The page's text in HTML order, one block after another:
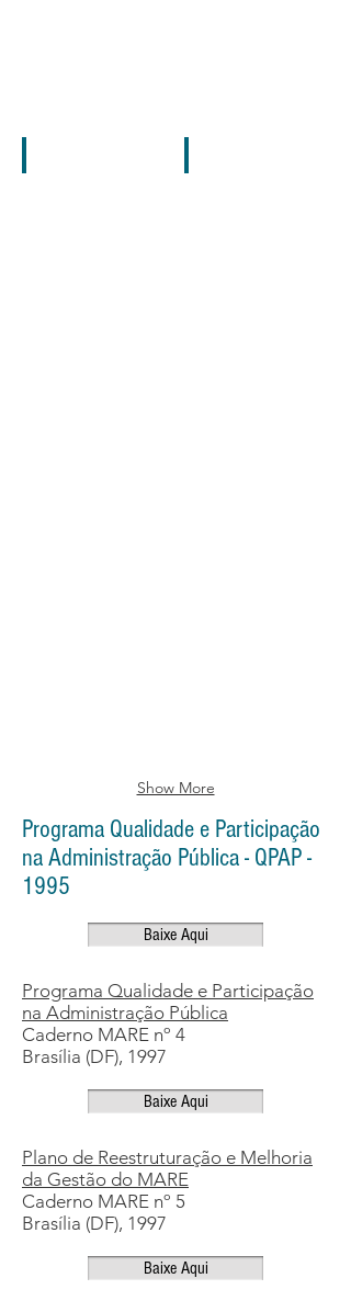
Show More
Programa Qualidade e Participação
na Administração Pública - QPAP -
1995
Baixe Aqui
Programa Qualidade e Participação
na Administração Pública
Caderno MARE nº 4
Brasília (DF), 1997
Baixe Aqui
Plano de Reestruturação e Melhoria
da Gestão do MARE
Caderno MARE nº 5
Brasília (DF), 1997
Baixe Aqui